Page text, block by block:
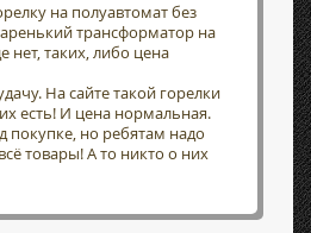
на полуавтомат без
трансформатор на
нет, таких, либо цена
На сайте такой горелки
есть! И цена нормальная.
покупке, но ребятам надо
товары! А то никто о них